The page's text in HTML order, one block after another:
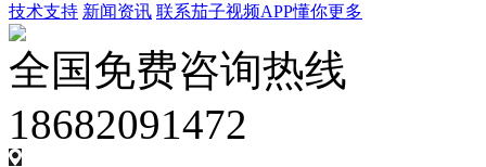
技术支持 新闻资讯 联系茄子视频APP懂你更多
全国免费咨询热线
18682091472